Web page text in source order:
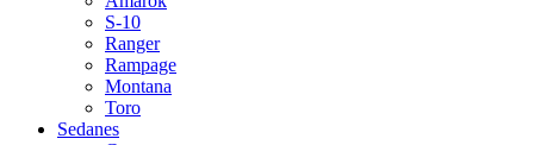
S-10
Ranger
Rampage
Montana
Toro
Sedanes